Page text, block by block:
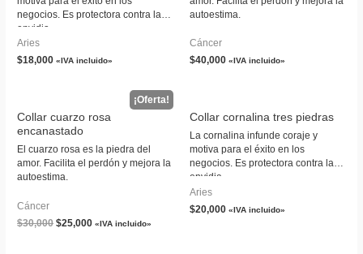
depresión y eleva el estado de
ánimo.
negocios. Es protectora contra la
envidia.
Aries
$18,000 «IVA incluido»
autoestima.
Cáncer
$40,000 «IVA incluido»
Collar cuarzo rosa
encanastado
El cuarzo rosa es la piedra del
amor. Facilita el perdón y mejora la
autoestima.
Cáncer
$30,000 $25,000 «IVA incluido»
Collar cornalina tres piedras
La cornalina infunde coraje y
motiva para el éxito en los
negocios. Es protectora contra la
envidia.
Aries
$20,000 «IVA incluido»